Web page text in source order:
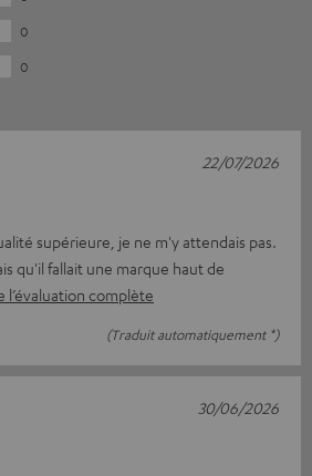
0
0
supérieure, je ne m'y attendais pas.
qu'il fallait une marque haut de
l’évaluation complète
(Traduit automatiquement *)
22/07/2026
30/06/2026